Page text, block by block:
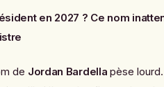
en 2027 ? Ce nom
de Jordan Bardella pèse